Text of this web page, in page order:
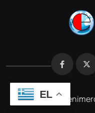
@2026 e-
EL